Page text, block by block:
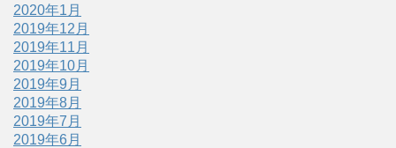
2020年1月
2019年12月
2019年11月
2019年10月
2019年9月
2019年8月
2019年7月
2019年6月